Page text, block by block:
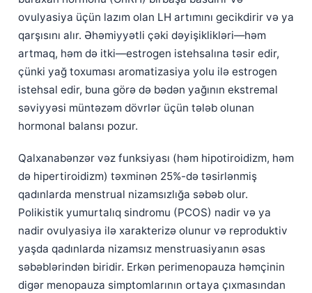
ovulyasiya üçün lazım olan LH artımını gecikdirir və ya
qarşısını alır. Əhəmiyyətli çəki dəyişiklikləri—həm
artmaq, həm də itki—estrogen istehsalına təsir edir,
çünki yağ toxuması aromatizasiya yolu ilə estrogen
istehsal edir, buna görə də bədən yağının ekstremal
səviyyəsi müntəzəm dövrlər üçün tələb olunan
hormonal balansı pozur.
Qalxanabənzər vəz funksiyası (həm hipotiroidizm, həm
də hipertiroidizm) təxminən 25%-də təsirlənmiş
qadınlarda menstrual nizamsızlığa səbəb olur.
Polikistik yumurtalıq sindromu (PCOS) nadir və ya
nadir ovulyasiya ilə xarakterizə olunur və reproduktiv
yaşda qadınlarda nizamsız menstruasiyanın əsas
səbəblərindən biridir. Erkən perimenopauza həmçinin
digər menopauza simptomlarının ortaya çıxmasından